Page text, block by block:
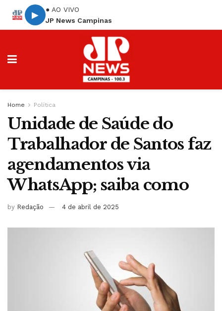
▶
● AO VIVO
JP News Campinas
Home Política
Unidade de Saúde do
Trabalhador de Santos faz
agendamentos via
WhatsApp; saiba como
by Redação 4 de abril de 2025